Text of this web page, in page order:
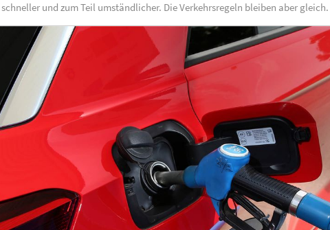
und zum Teil umständlicher. Die Verkehrsregeln bleiben aber gleich.